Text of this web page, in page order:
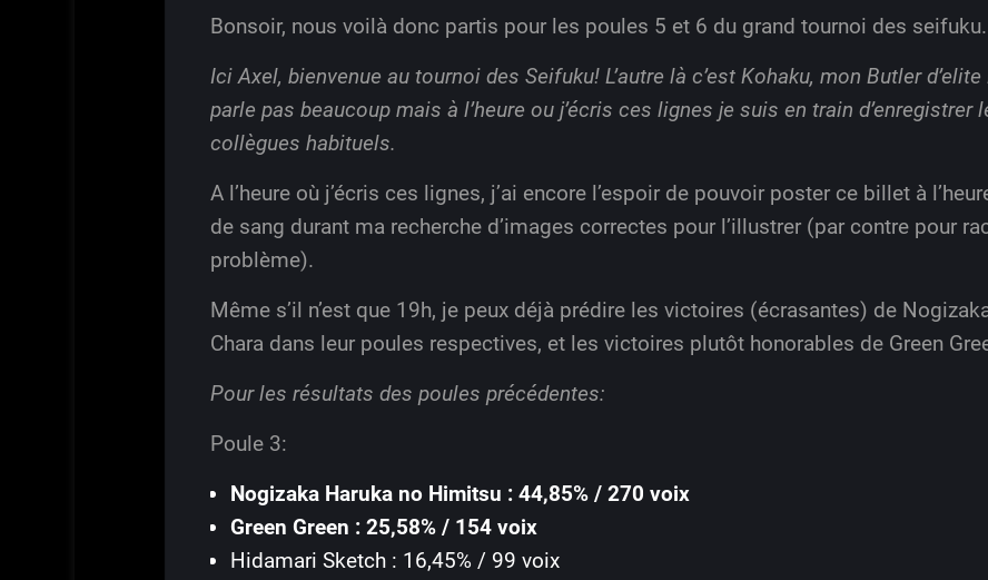
Bonsoir, nous voilà donc partis pour les poules 5 et 6 du grand tournoi des seifuku.
Ici Axel, bienvenue au tournoi des Seifuku! L’autre là c’est Kohaku, mon Butler
parle pas beaucoup mais à l’heure ou j’écris ces lignes je suis en train d’enregistrer
collègues habituels.
A l’heure où j’écris ces lignes, j’ai encore l’espoir de pouvoir poster ce billet à
de sang durant ma recherche d’images correctes pour l’illustrer (par contre pour
problème).
Même s’il n’est que 19h, je peux déjà prédire les victoires (écrasantes) de
Chara dans leur poules respectives, et les victoires plutôt honorables de Green
Pour les résultats des poules précédentes:
Poule 3:
Nogizaka Haruka no Himitsu : 44,85% / 270 voix
Green Green : 25,58% / 154 voix
Hidamari Sketch : 16,45% / 99 voix